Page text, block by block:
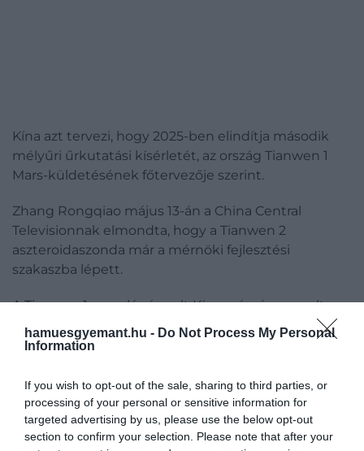
hamuesgyemant.hu - Do Not Process My Personal
Information
If you wish to opt-out of the sale, sharing to third parties, or
processing of your personal or sensitive information for
targeted advertising by us, please use the below opt-out
section to confirm your selection. Please note that after your
Kína azt tervezi, hogy 2025-ben elindítja második
mélyűri űrkutatási kísérletét, az ország Tianwen 1
Mars-küldetésének főtervezője szerint.
Zhang Rongqiao május 13-án a China Central
Televisionnak elmondta, hogy a Tianwen 2
aszteroidaszonda már a mérnöki fejlesztési
szakaszba lépett.
A Tianwen 1 nagy lépés volt Kína számára; ez volt az
ország első teljesen saját fejlesztésű bolygóközi
küldetése. De a folytatás is összetett és kihívásokkal
A több mint 10 éves Tianwen 2 küldetés először a
Kamo'oalewa nevű kis földközeli aszteroidát veszi
célba, amely valójában a Föld holdjának egy